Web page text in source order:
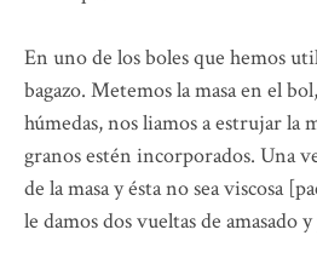
En uno de los boles que hemos
bagazo. Metemos la masa en el
húmedas, nos liamos a estrujar la
granos estén incorporados. Una
de la masa y ésta no sea viscosa
le damos dos vueltas de amasado